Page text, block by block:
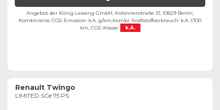
Angebot der König Leasing GmbH, Kolonnenstraße 31, 10829 Berlin;
Kombinierte CO2-Emission: k.A. g/km,Kombi. Kraftstoffverbrauch: k.A. l/100
km, CO2-Klasse: k.A.
Renault Twingo
LIMITED SCe 75 PS